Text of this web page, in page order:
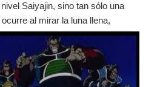
Saiyajin, sino tan sólo una
ocurre al mirar la luna llena,